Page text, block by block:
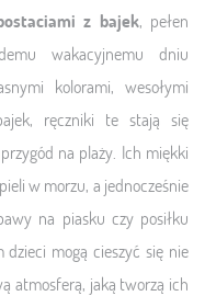
z bajek, pełen
wakacyjnemu dniu
kolorami, wesołymi
ręczniki te stają się
na plaży. Ich miękki
w morzu, a jednocześnie
na piasku czy posiłku
dzieci mogą cieszyć się nie
atmosferą, jaką tworzą ich